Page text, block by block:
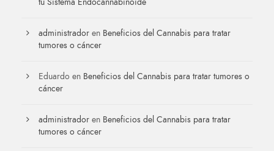
tu Sistema Endocannabinoide
administrador en Beneficios del Cannabis para tratar
tumores o cáncer
Eduardo en Beneficios del Cannabis para tratar tumores o
cáncer
administrador en Beneficios del Cannabis para tratar
tumores o cáncer